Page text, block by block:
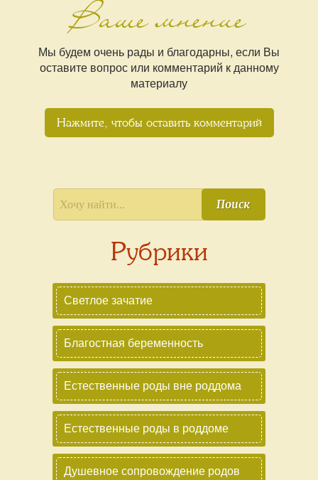
Ваше мнение
Мы будем очень рады и благодарны, если Вы
оставите вопрос или комментарий к данному
материалу
Нажмите, чтобы оставить комментарий
Поиск
Рубрики
Светлое зачатие
Благостная беременность
Естественные роды вне роддома
Естественные роды в роддоме
Душевное сопровождение родов